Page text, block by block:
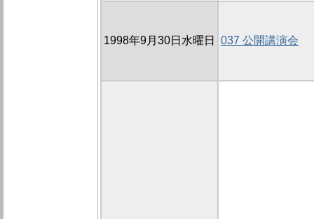
1998年9月30日水曜日 037 公開講演会